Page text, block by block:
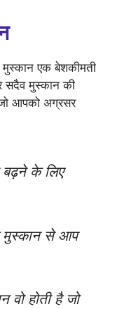
एक बेशकीमती
सदैव मुस्कान की
आपको अग्रसर
बढ़ने के लिए
मुस्कान से आप
होती है जो